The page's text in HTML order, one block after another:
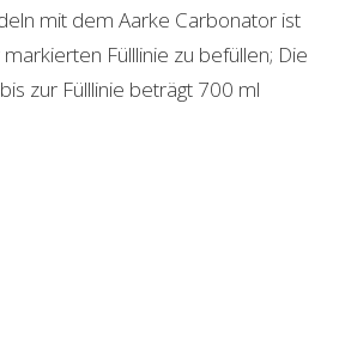
mit dem Aarke Carbonator ist
Fülllinie zu befüllen; Die
zur Fülllinie beträgt 700 ml